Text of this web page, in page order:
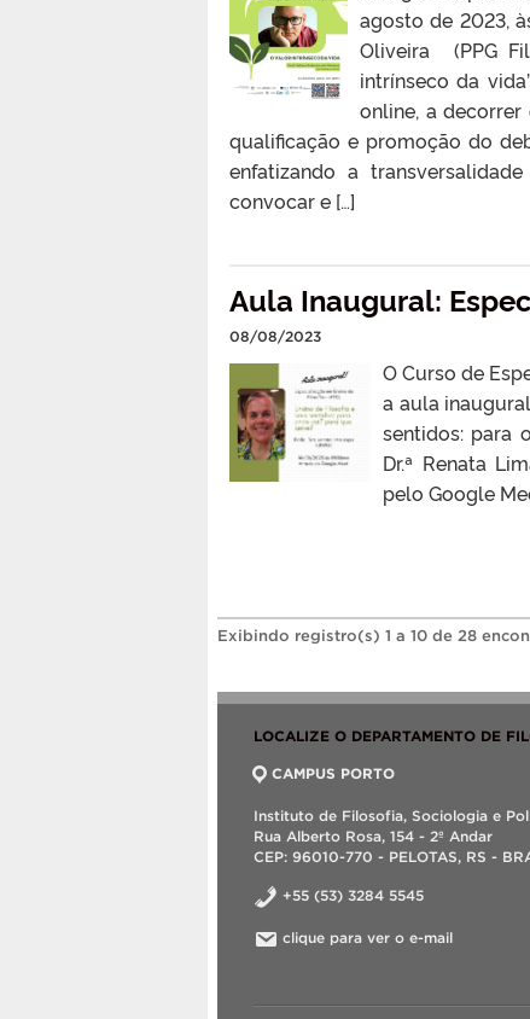
agosto de 2023,
Oliveira (PPG
intrínseco da
online, a
qualificação e promoção do
enfatizando a
convocar e […]
Aula Inaugural:
08/08/2023
O Curso de
a aula
sentidos: para
Dr.ª Renata
pelo Google
Exibindo registro(s) 1 a 10 de 28
LOCALIZE O DEPARTAMENTO DE
CAMPUS PORTO
Instituto de Filosofia, Sociologia e
Rua Alberto Rosa, 154 - 2º Andar
CEP: 96010-770 - PELOTAS, RS -
+55 (53) 3284 5545
clique para ver o e-mail